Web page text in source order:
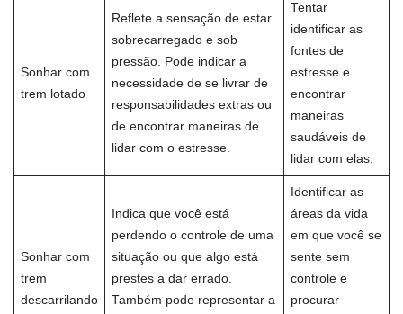
Sonhar com
trem lotado
Reflete a sensação de estar
sobrecarregado e sob
pressão. Pode indicar a
necessidade de se livrar de
responsabilidades extras ou
de encontrar maneiras de
lidar com o estresse.
Tentar
identificar as
fontes de
estresse e
encontrar
maneiras
saudáveis de
lidar com elas.
Sonhar com
trem
descarrilando
Indica que você está
perdendo o controle de uma
situação ou que algo está
prestes a dar errado.
Também pode representar a
Identificar as
áreas da vida
em que você se
sente sem
controle e
procurar